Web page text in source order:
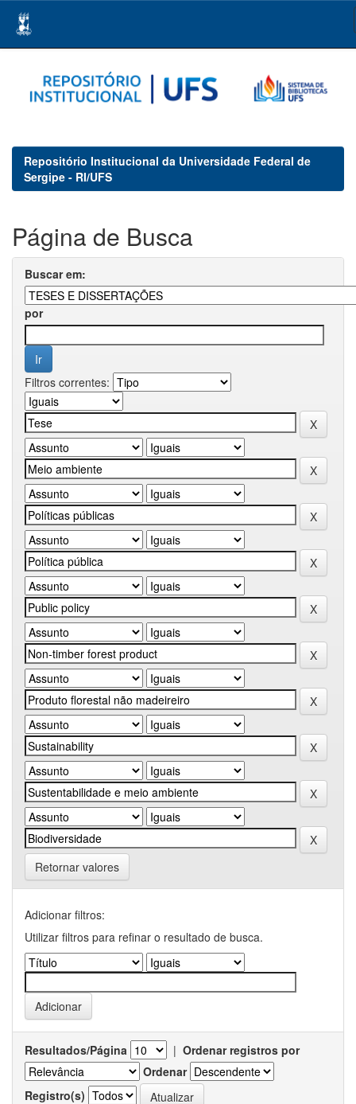
navigation
Repositório Institucional da Universidade Federal de
Sergipe - RI/UFS
Página de Busca
Buscar em:
por
Filtros correntes:
Retornar valores
Adicionar filtros:
Utilizar filtros para refinar o resultado de busca.
Resultados/Página | Ordenar registros por
Ordenar
Registro(s)